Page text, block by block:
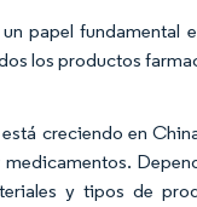
papel fundamental
los productos
creciendo en
y tipos de